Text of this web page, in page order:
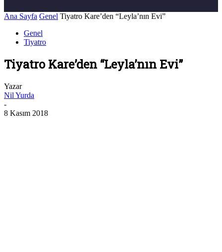
Ana Sayfa Genel Tiyatro Kare’den “Leyla’nın Evi”
Genel
Tiyatro
Tiyatro Kare’den “Leyla’nın Evi”
Yazar
Nil Yurda
-
8 Kasım 2018